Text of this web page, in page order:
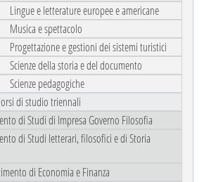
Lingue e letterature europee e americane
Musica e spettacolo
Progettazione e gestioni dei sistemi turistici
Scienze della storia e del documento
Scienze pedagogiche
di studio triennali
di Studi di Impresa Governo Filosofia
di Studi letterari, filosofici e di Storia
di Economia e Finanza